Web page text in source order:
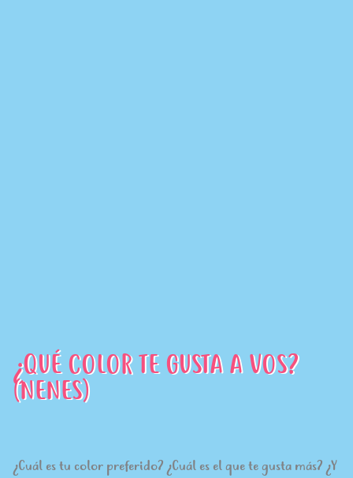
¿QUÉ COLOR TE GUSTA A VOS?
(NENES)
¿Cuál es tu color preferido? ¿Cuál es el que te gusta más? ¿Y